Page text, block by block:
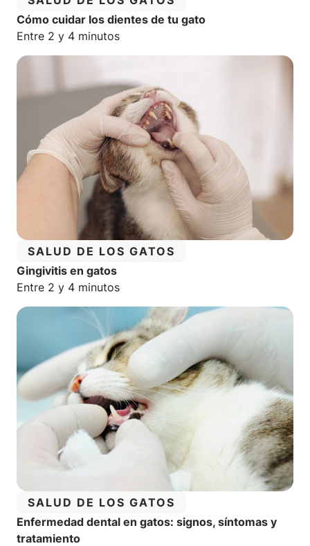
Cómo cuidar los dientes de tu gato
Tiempo estimado de lectura:
Entre 2 y 4 minutos
CATEGORÍA:
SALUD DE LOS GATOS
Gingivitis en gatos
Tiempo estimado de lectura:
Entre 2 y 4 minutos
CATEGORÍA:
SALUD DE LOS GATOS
Enfermedad dental en gatos: signos, síntomas y
tratamiento